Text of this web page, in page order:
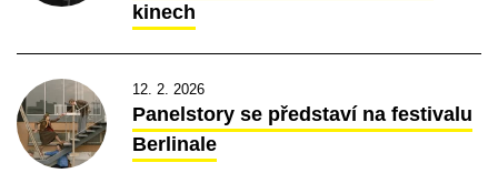
kinech
12. 2. 2026
Panelstory se představí na festivalu
Berlinale